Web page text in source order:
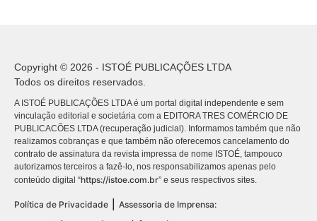
Copyright © 2026 - ISTOÉ PUBLICAÇÕES LTDA
Todos os direitos reservados.
A ISTOÉ PUBLICAÇÕES LTDA é um portal digital independente e sem
vinculação editorial e societária com a EDITORA TRES COMÉRCIO DE
PUBLICACÕES LTDA (recuperação judicial). Informamos também que não
realizamos cobranças e que também não oferecemos cancelamento do
contrato de assinatura da revista impressa de nome ISTOÉ, tampouco
autorizamos terceiros a fazê-lo, nos responsabilizamos apenas pelo
conteúdo digital “https://istoe.com.br” e seus respectivos sites.
Política de Privacidade
Assessoria de Imprensa: